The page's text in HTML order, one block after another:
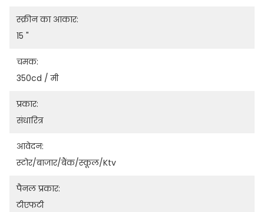
स्क्रीन का आकार:
15 "
चमक:
350cd / मी
प्रकार:
संधारित्र
आवेदन:
स्टोर/बाजार/बैंक/स्कूल/ktv
पैनल प्रकार:
टीएफटी